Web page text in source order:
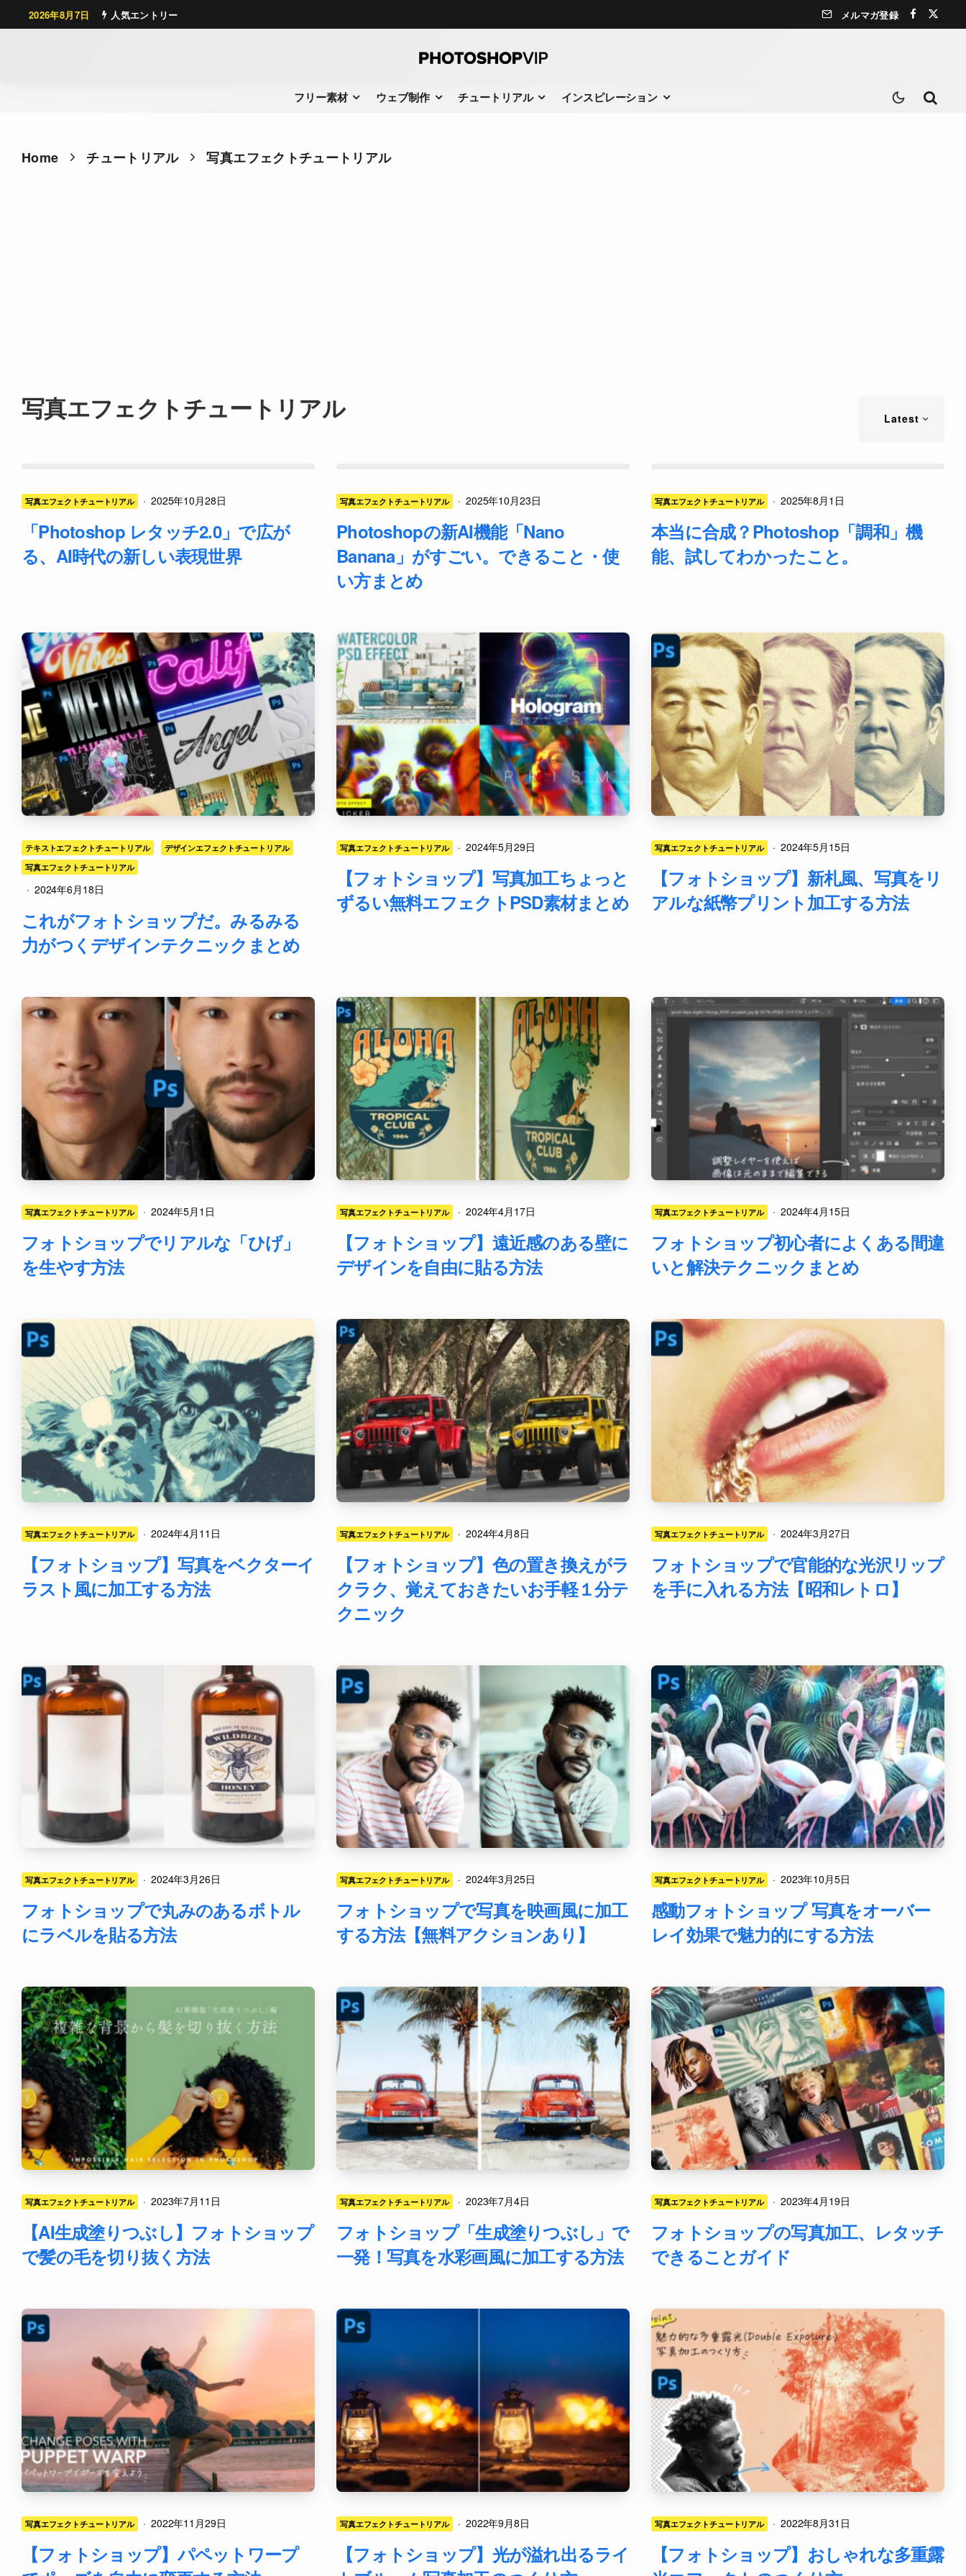
2026年8月7日 人気エントリー メルマガ登録
フリー素材 ウェブ制作 チュートリアル インスピレーション
Home チュートリアル 写真エフェクトチュートリアル
Latest
写真エフェクトチュートリアル
写真エフェクトチュートリアル · 2025年10月28日
「Photoshop レタッチ2.0」で広が
る、AI時代の新しい表現世界
写真エフェクトチュートリアル · 2025年10月23日
Photoshopの新AI機能「Nano
Banana」がすごい。できること・使
い方まとめ
写真エフェクトチュートリアル · 2025年8月1日
本当に合成？Photoshop「調和」機
能、試してわかったこと。
テキストエフェクトチュートリアル
デザインエフェクトチュートリアル
写真エフェクトチュートリアル
· 2024年6月18日
これがフォトショップだ。みるみる
力がつくデザインテクニックまとめ
写真エフェクトチュートリアル · 2024年5月29日
【フォトショップ】写真加工ちょっと
ずるい無料エフェクトPSD素材まとめ
写真エフェクトチュートリアル · 2024年5月15日
【フォトショップ】新札風、写真をリ
アルな紙幣プリント加工する方法
写真エフェクトチュートリアル · 2024年5月1日
フォトショップでリアルな「ひげ」
を生やす方法
写真エフェクトチュートリアル · 2024年4月17日
【フォトショップ】遠近感のある壁に
デザインを自由に貼る方法
写真エフェクトチュートリアル · 2024年4月15日
フォトショップ初心者によくある間違
いと解決テクニックまとめ
写真エフェクトチュートリアル · 2024年4月11日
【フォトショップ】写真をベクターイ
ラスト風に加工する方法
写真エフェクトチュートリアル · 2024年4月8日
【フォトショップ】色の置き換えがラ
クラク、覚えておきたいお手軽１分テ
クニック
写真エフェクトチュートリアル · 2024年3月27日
フォトショップで官能的な光沢リップ
を手に入れる方法【昭和レトロ】
写真エフェクトチュートリアル · 2024年3月26日
フォトショップで丸みのあるボトル
にラベルを貼る方法
写真エフェクトチュートリアル · 2024年3月25日
フォトショップで写真を映画風に加工
する方法【無料アクションあり】
写真エフェクトチュートリアル · 2023年10月5日
感動フォトショップ 写真をオーバー
レイ効果で魅力的にする方法
写真エフェクトチュートリアル · 2023年7月11日
【AI生成塗りつぶし】フォトショップ
で髪の毛を切り抜く方法
写真エフェクトチュートリアル · 2023年7月4日
フォトショップ「生成塗りつぶし」で
一発！写真を水彩画風に加工する方法
写真エフェクトチュートリアル · 2023年4月19日
フォトショップの写真加工、レタッチ
できることガイド
写真エフェクトチュートリアル · 2022年11月29日
【フォトショップ】パペットワープ
写真エフェクトチュートリアル · 2022年9月8日
【フォトショップ】光が溢れ出るライ
写真エフェクトチュートリアル · 2022年8月31日
【フォトショップ】おしゃれな多重露